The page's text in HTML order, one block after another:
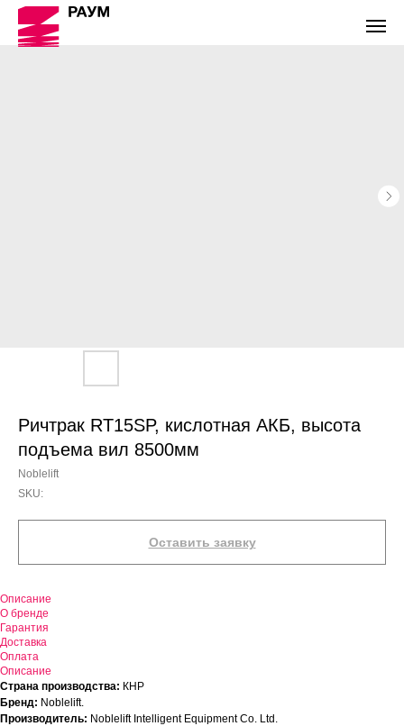
Ричтрак RT15SP, кислотная АКБ, высота
подъема вил 8500мм
Noblelift
SKU:
Оставить заявку
Описание
О бренде
Гарантия
Доставка
Оплата
Описание
Страна производства: КНР
Бренд: Noblelift.
Производитель: Noblelift Intelligent Equipment Co. Ltd.